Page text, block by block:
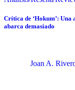
Crítica de ‘Hokum’:
abarca demasiado
Joan A.